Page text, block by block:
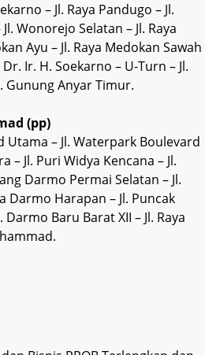
– Jl. Raya Pandugo – Jl.
Wonorejo Selatan – Jl. Raya
Ayu – Jl. Raya Medokan Sawah
Ir. H. Soekarno – U-Turn – Jl.
Gunung Anyar Timur.
(pp)
Utama – Jl. Waterpark Boulevard
– Jl. Puri Widya Kencana – Jl.
Darmo Permai Selatan – Jl.
Darmo Harapan – Jl. Puncak
Baru Barat XII – Jl. Raya